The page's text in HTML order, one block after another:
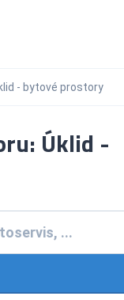
- bytové prostory
Úklid -